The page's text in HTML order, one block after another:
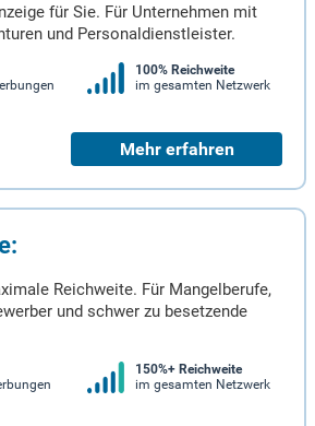
für Sie. Für Unternehmen mit
und Personaldienstleister.
100% Reichweite
im gesamten Netzwerk
Mehr erfahren
Reichweite. Für Mangelberufe,
und schwer zu besetzende
150%+ Reichweite
im gesamten Netzwerk